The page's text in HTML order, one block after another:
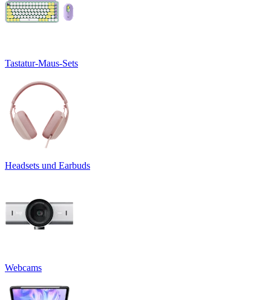
Tastatur-Maus-Sets
Headsets und Earbuds
Webcams